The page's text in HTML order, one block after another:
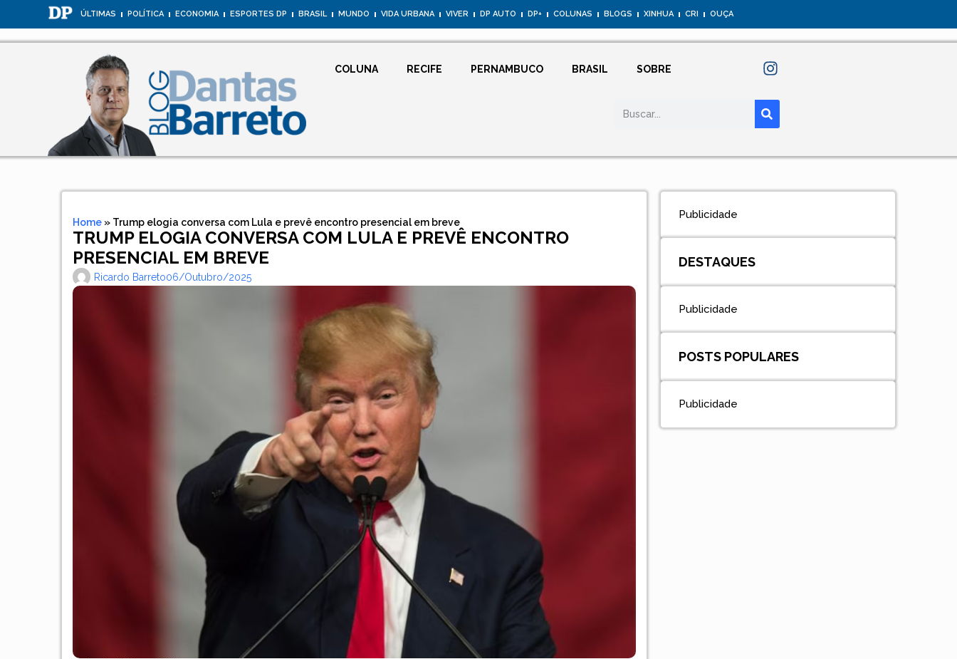
ÚLTIMAS POLÍTICA ECONOMIA ESPORTES DP BRASIL MUNDO VIDA URBANA VIVER DP AUTO DP+ COLUNAS BLOGS XINHUA CRI OUÇA
COLUNA RECIFE PERNAMBUCO BRASIL SOBRE
Home » Trump elogia conversa com Lula e prevê encontro presencial em breve
TRUMP ELOGIA CONVERSA COM LULA E PREVÊ ENCONTRO
PRESENCIAL EM BREVE
Ricardo Barreto06/outubro/2025
Publicidade
DESTAQUES
Publicidade
POSTS POPULARES
Publicidade